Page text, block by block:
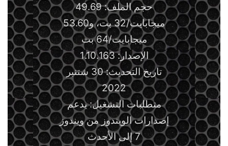
حجم الملف: 49.69
ميجابايت/32 بت، و53.60
ميجابايت/64 بت
الإصدار: 1.10.163
تاريخ التحديث: 30 شتنبر
2022
متطلبات التشغيل: يدعم
إصدارات الويندوز من ويندوز
7 إلى الأحدث